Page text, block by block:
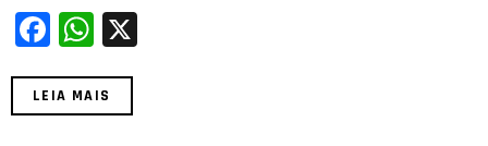
F
ce
W
at
LEIA MAIS